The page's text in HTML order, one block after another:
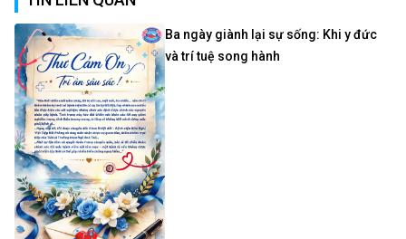
Ba ngày giành lại sự sống: Khi y đức
và trí tuệ song hành